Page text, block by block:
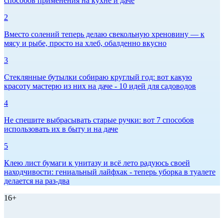
2
Вместо солений теперь делаю свекольную хреновину — к
мясу и рыбе, просто на хлеб, обалденно вкусно
3
Стеклянные бутылки собираю круглый год: вот какую
красоту мастерю из них на даче - 10 идей для садоводов
4
Не спешите выбрасывать старые ручки: вот 7 способов
использовать их в быту и на даче
5
Клею лист бумаги к унитазу и всё лето радуюсь своей
находчивости: гениальный лайфхак - теперь уборка в туалете
делается на раз-два
16+